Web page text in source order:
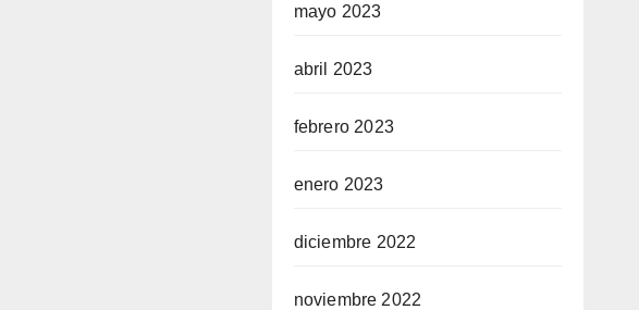
mayo 2023
abril 2023
febrero 2023
enero 2023
diciembre 2022
noviembre 2022